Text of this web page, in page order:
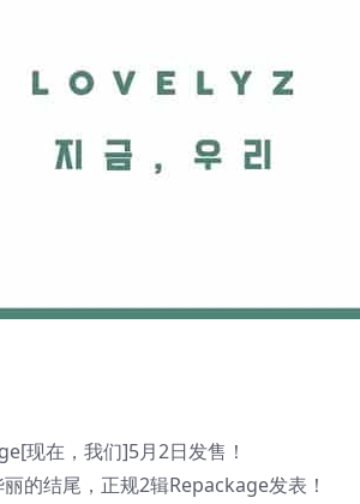
现在，我们]5月2日发售！
的结尾，正规2辑Repackage发表！